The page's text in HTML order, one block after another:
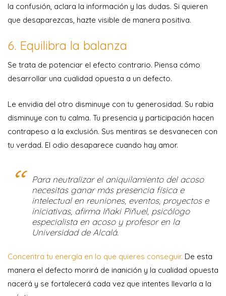
la confusión, aclara la información y las dudas. Si quieren
que desaparezcas, hazte visible de manera positiva.
6. Equilibra la balanza
Se trata de potenciar el efecto contrario. Piensa cómo
desarrollar una cualidad opuesta a un defecto.
Le envidia del otro disminuye con tu generosidad. Su rabia
disminuye con tu calma. Tu presencia y participación hacen
contrapeso a la exclusión. Sus mentiras se desvanecen con
tu verdad. El odio desaparece cuando hay amor.
Para neutralizar el aniquilamiento del acoso
necesitas ganar más presencia física e
intelectual en reuniones, eventos, proyectos e
iniciativas, afirma Iñaki Piñuel, psicólogo
especialista en acoso y profesor en la
Universidad de Alcalá.
Concentra tu energía en lo que quieres conseguir. De esta
manera el defecto morirá de inanición y la cualidad opuesta
nacerá y se fortalecerá cada vez que intentes llevarla a la